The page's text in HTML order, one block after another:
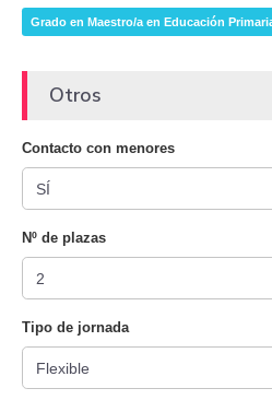
Grado en Maestro/a en Educación
Otros
Contacto con menores
Nº de plazas
Tipo de jornada